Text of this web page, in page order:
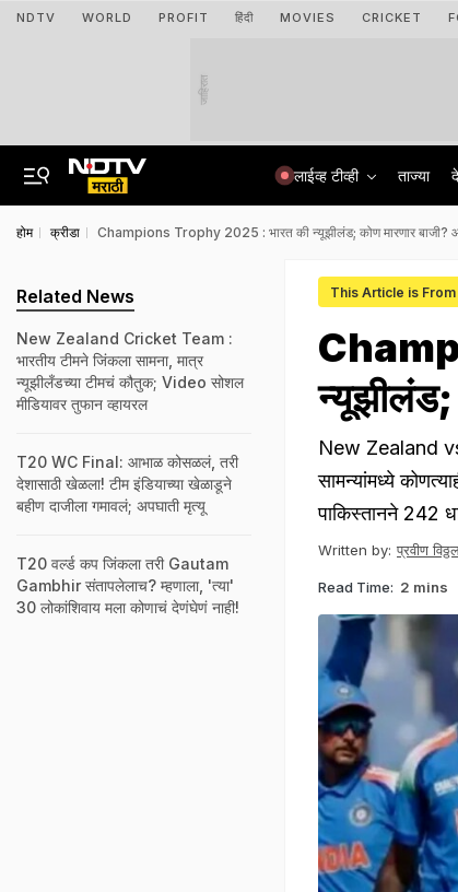
NDTV WORLD PROFIT हिंदी MOVIES CRICKET
जाहिरात
लाईव्ह टीव्ही ताज्या
होम क्रीडा Champions Trophy 2025 : भारत की न्यूझीलंड; कोण मारणार बाजी?
This Article is
न्यूझीलंड;
New Zealand
सामन्यांमध्ये
पाकिस्तानने 242
Written by: प्रवीण
Read Time: 2 mins
Related News
New Zealand Cricket Team :
भारतीय टीमने जिंकला सामना, मात्र
न्यूझीलँडच्या टीमचं कौतुक; Video सोशल
मीडियावर तुफान व्हायरल
T20 WC Final: आभाळ कोसळलं, तरी
देशासाठी खेळला! टीम इंडियाच्या खेळाडूने
बहीण दाजीला गमावलं; अपघाती मृत्यू
T20 वर्ल्ड कप जिंकला तरी Gautam
Gambhir संतापलेलाच? म्हणाला, 'त्या'
30 लोकांशिवाय मला कोणाचं देणंघेणं नाही!